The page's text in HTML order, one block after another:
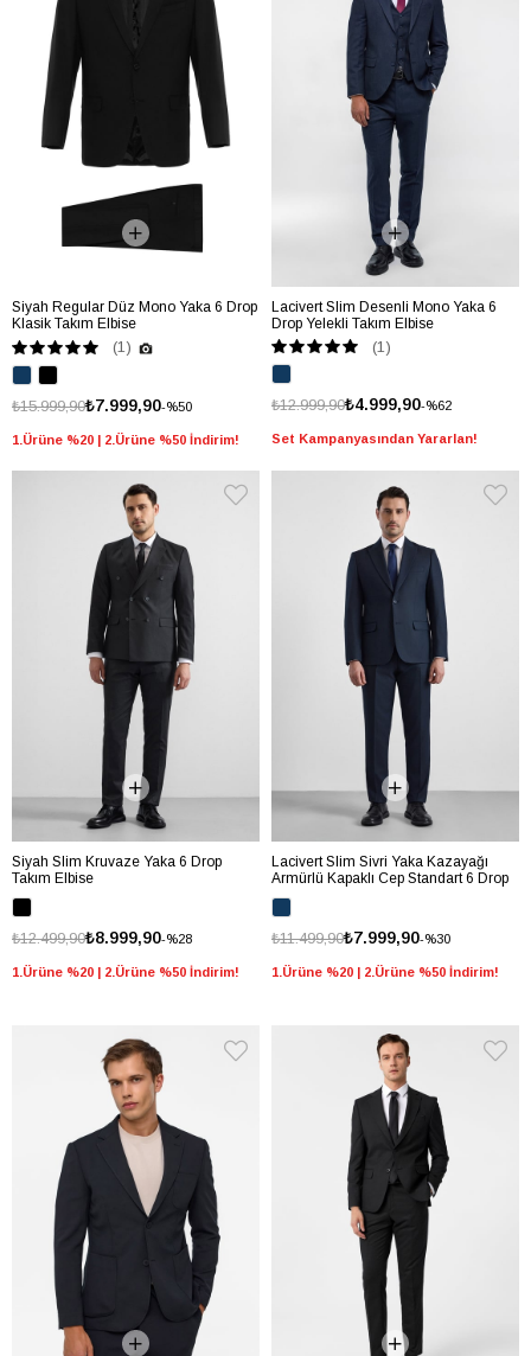
Siyah Regular Düz Mono Yaka 6 Drop
Klasik Takım Elbise
(1)
%50
₺7.999,90
₺15.999,90
1.Ürüne %20 | 2.Ürüne %50 İndirim!
Lacivert Slim Desenli Mono Yaka 6
Drop Yelekli Takım Elbise
(1)
%62
₺4.999,90
₺12.999,90
Set Kampanyasından Yararlan!
Siyah Slim Kruvaze Yaka 6 Drop
Takım Elbise
%28
₺8.999,90
₺12.499,90
1.Ürüne %20 | 2.Ürüne %50 İndirim!
Lacivert Slim Sivri Yaka Kazayağı
Armürlü Kapaklı Cep Standart 6 Drop
Takım Elbise
%30
₺7.999,90
₺11.499,90
1.Ürüne %20 | 2.Ürüne %50 İndirim!